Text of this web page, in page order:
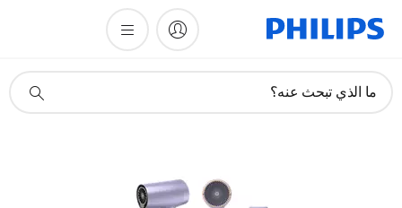
دعم
ما الذي تبحث عنه؟